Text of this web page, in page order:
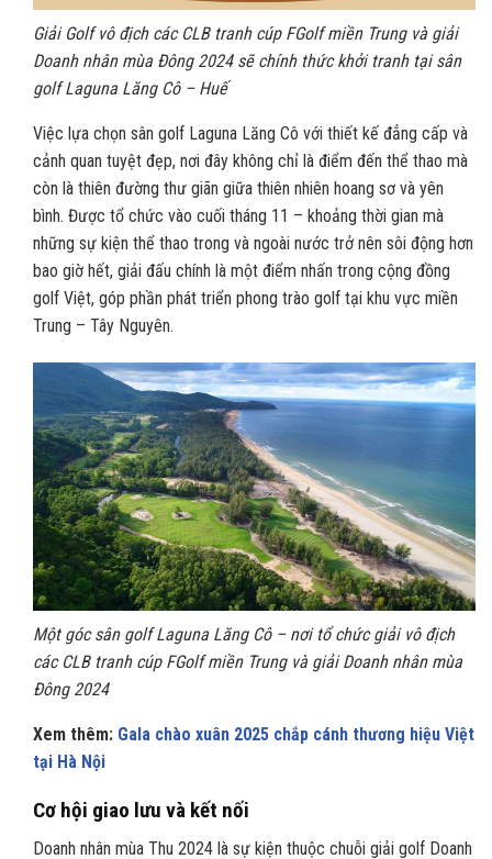
Giải Golf vô địch các CLB tranh cúp FGolf miền Trung và giải
Doanh nhân mùa Đông 2024 sẽ chính thức khởi tranh tại sân
golf Laguna Lăng Cô – Huế
Việc lựa chọn sân golf Laguna Lăng Cô với thiết kế đẳng cấp và
cảnh quan tuyệt đẹp, nơi đây không chỉ là điểm đến thể thao mà
còn là thiên đường thư giãn giữa thiên nhiên hoang sơ và yên
bình. Được tổ chức vào cuối tháng 11 – khoảng thời gian mà
những sự kiện thể thao trong và ngoài nước trở nên sôi động hơn
bao giờ hết, giải đấu chính là một điểm nhấn trong cộng đồng
golf Việt, góp phần phát triển phong trào golf tại khu vực miền
Trung – Tây Nguyên.
Một góc sân golf Laguna Lăng Cô – nơi tổ chức giải vô địch
các CLB tranh cúp FGolf miền Trung và giải Doanh nhân mùa
Đông 2024
Xem thêm: Gala chào xuân 2025 chắp cánh thương hiệu Việt
tại Hà Nội
Cơ hội giao lưu và kết nối
Doanh nhân mùa Thu 2024 là sự kiện thuộc chuỗi giải golf Doanh